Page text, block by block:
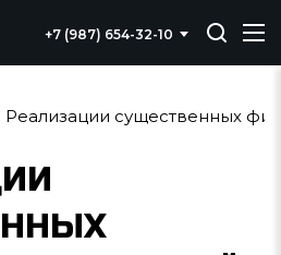
+7 (987) 654-32-10
Реализации существенных